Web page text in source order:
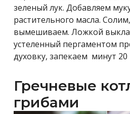
зеленый лук. Добавляем
растительного масла.
вымешиваем. Ложкой
устеленный пергаментом
духовку, запекаем минут 20
Гречневые
грибами